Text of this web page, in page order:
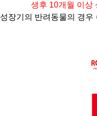
생후 10개월 이상
성장기의 반려동물의 경우